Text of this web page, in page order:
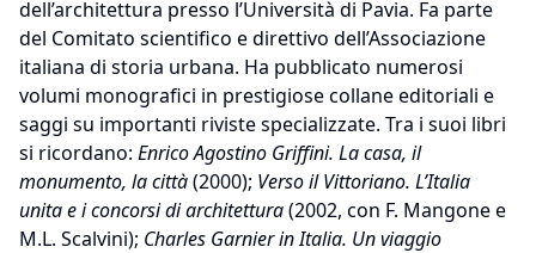
dell’architettura presso l’Università di Pavia. Fa parte
del Comitato scientifico e direttivo dell’Associazione
italiana di storia urbana. Ha pubblicato numerosi
volumi monografici in prestigiose collane editoriali e
saggi su importanti riviste specializzate. Tra i suoi libri
si ricordano: Enrico Agostino Griffini. La casa, il
monumento, la città(2000); Verso il Vittoriano. L’Italia
unita e i concorsi di architettura(2002, con F. Mangone e
M.L. Scalvini); Charles Garnier in Italia. Un viaggio